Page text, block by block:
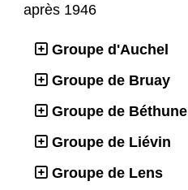
après 1946
Groupe d'Auchel
Groupe de Bruay
Groupe de Béthune
Groupe de Liévin
Groupe de Lens